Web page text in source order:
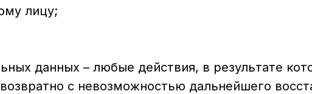
лицу;
данных – любые действия, в результате
с невозможностью дальнейшего